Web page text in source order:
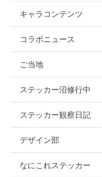
キャラコンテンツ
コラボニュース
ご当地
ステッカー沼修行中
ステッカー観察日記
デザイン部
なにこれステッカー